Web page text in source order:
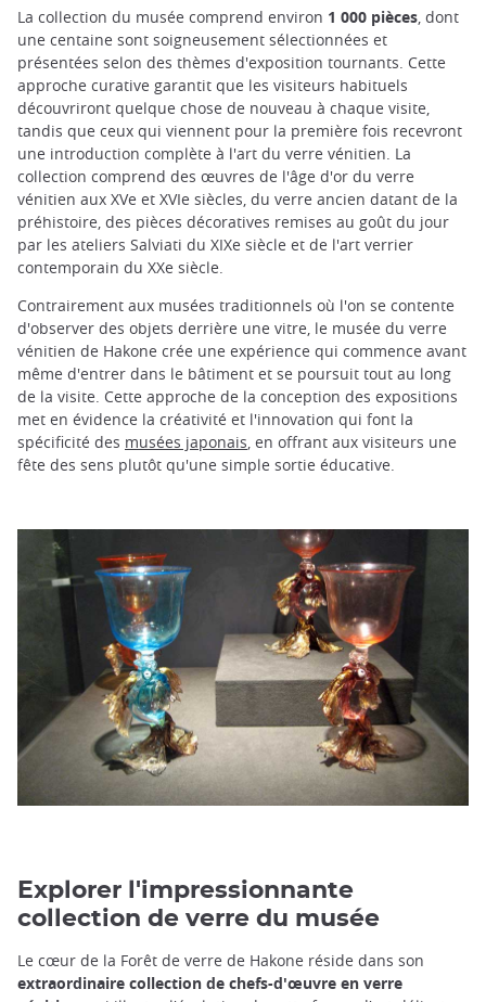
La collection du musée comprend environ 1 000 pièces , dont
une centaine sont soigneusement sélectionnées et
présentées selon des thèmes d'exposition tournants. Cette
approche curative garantit que les visiteurs habituels
découvriront quelque chose de nouveau à chaque visite,
tandis que ceux qui viennent pour la première fois recevront
une introduction complète à l'art du verre vénitien. La
collection comprend des œuvres de l'âge d'or du verre
vénitien aux XVe et XVIe siècles, du verre ancien datant de la
préhistoire, des pièces décoratives remises au goût du jour
par les ateliers Salviati du XIXe siècle et de l'art verrier
contemporain du XXe siècle.
Contrairement aux musées traditionnels où l'on se contente
d'observer des objets derrière une vitre, le musée du verre
vénitien de Hakone crée une expérience qui commence avant
même d'entrer dans le bâtiment et se poursuit tout au long
de la visite. Cette approche de la conception des expositions
met en évidence la créativité et l'innovation qui font la
spécificité des musées japonais , en offrant aux visiteurs une
fête des sens plutôt qu'une simple sortie éducative.
Explorer l'impressionnante
collection de verre du musée
Le cœur de la Forêt de verre de Hakone réside dans son
extraordinaire collection de chefs-d'œuvre en verre